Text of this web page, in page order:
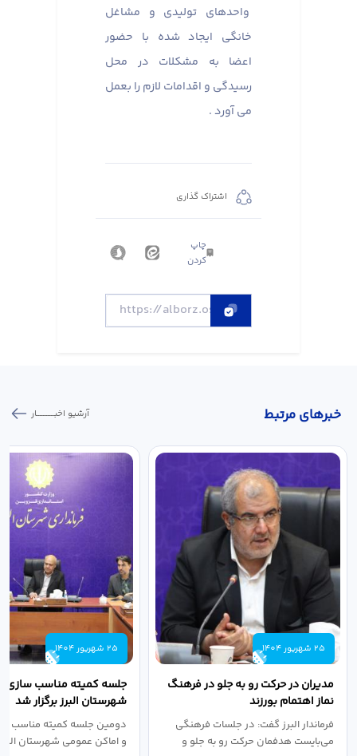
واحدهای تولیدی و مشاغل
خانگی ایجاد شده با حضور
اعضا به مشکلات در محل
رسیدگی و اقدامات لازم را بعمل
می آورد .
اشتراک گذاری
چاپ
کردن
خبر‌های مرتبط آرشیو اخبـــــــــــار
25 شهریور 1404
مدیران در حرکت رو به جلو در فرهنگ
نماز اهتمام بورزند
فرماندار البرز گفت: در جلسات فرهنگی
می‌بایست هدفمان حرکت رو به جلو و
25 شهریور 1404
جلسه کمیته مناسب سازی
شهرستان البرز برگزار شد
دومین جلسه کمیته مناسب
و اماکن عمومی شهرستان